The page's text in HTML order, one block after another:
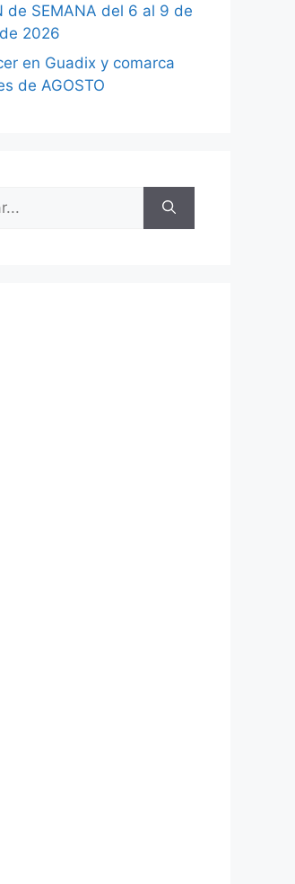
de SEMANA del 6 al 9 de
2026
en Guadix y comarca
de AGOSTO